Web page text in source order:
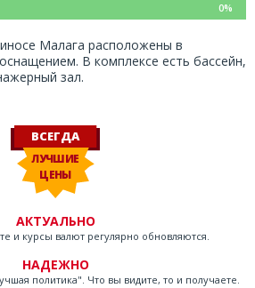
0%
Малага расположены в
В комплексе есть бассейн,
зал.
ВСЕГДА
ЛУЧШИЕ
ЦЕНЫ
АКТУАЛЬНО
и курсы валют регулярно обновляются.
НАДЕЖНО
политика". Что вы видите, то и получаете.